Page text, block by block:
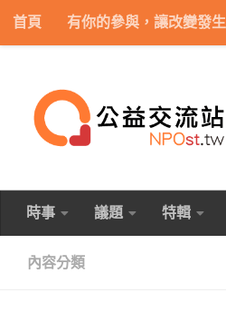
Skip to content
首頁 有你的參與，讓改變發生
時事 議題 特輯
內容分類